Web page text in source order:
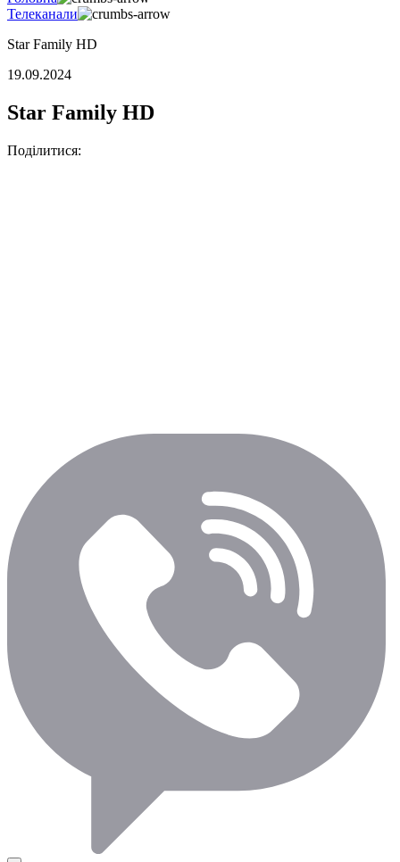
Телеканали
Star Family HD
19.09.2024
Star Family HD
Поділитися: